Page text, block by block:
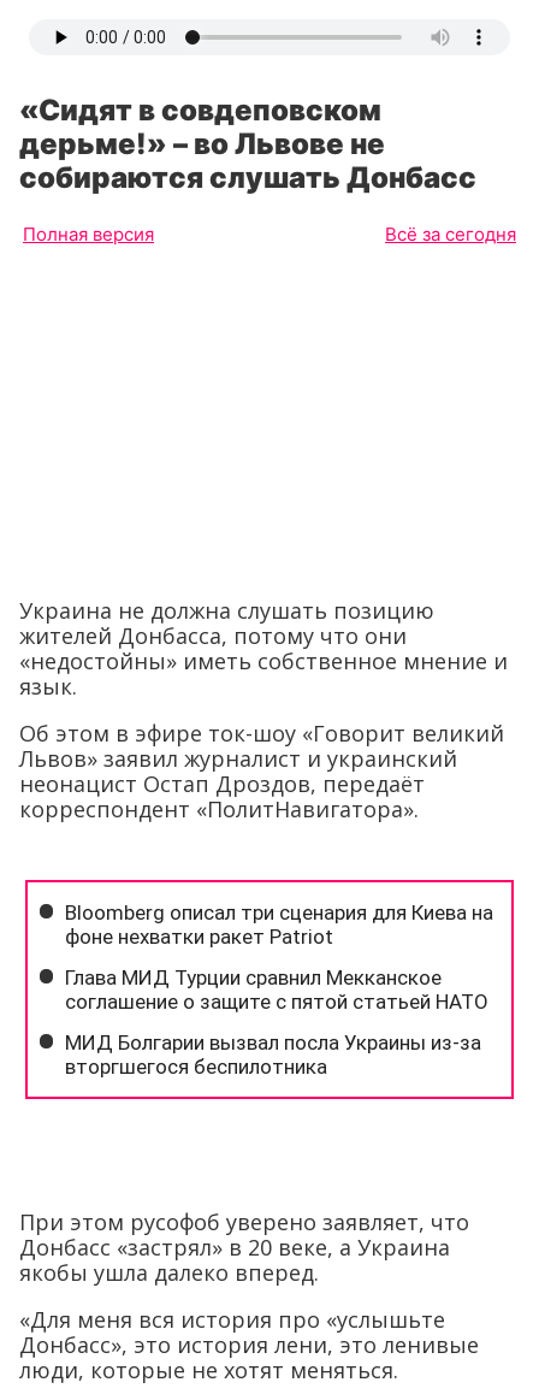
«Сидят в совдеповском
дерьме!» – во Львове не
собираются слушать Донбасс
Полная версия Всё за сегодня
Украина не должна слушать позицию
жителей Донбасса, потому что они
«недостойны» иметь собственное мнение и
язык.
Об этом в эфире ток-шоу «Говорит великий
Львов» заявил журналист и украинский
неонацист Остап Дроздов, передаёт
корреспондент «ПолитНавигатора».
При этом русофоб уверено заявляет, что
Донбасс «застрял» в 20 веке, а Украина
якобы ушла далеко вперед.
«Для меня вся история про «услышьте
Донбасс», это история лени, это ленивые
люди, которые не хотят меняться.